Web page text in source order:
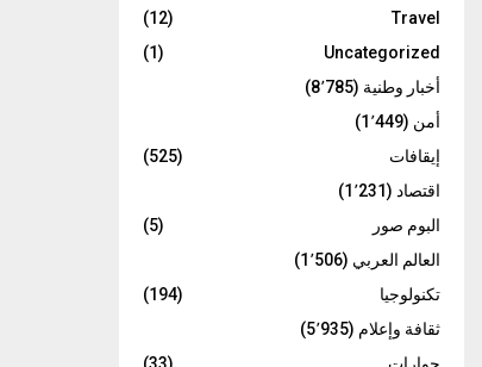
Travel
(12)
Uncategorized
(1)
أخبار وطنية (8٬785)
أمن (1٬449)
إيقافات
(525)
اقتصاد (1٬231)
البوم صور
(5)
العالم العربي (1٬506)
تكنولوجيا
(194)
ثقافة وإعلام (5٬935)